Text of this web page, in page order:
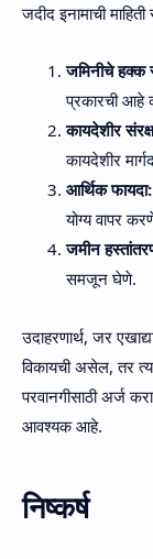
जदीद इनामाची
जमिनीचे
प्रकारची आहे
कायदेशीर
कायदेशीर
आर्थिक फायदा:
योग्य वापर
जमीन
समजून घेणे.
उदाहरणार्थ, जर
विकायची असेल, तर
परवानगीसाठी अर्ज
आवश्यक आहे.
निष्कर्ष